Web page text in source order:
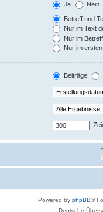
Ja Nein
Betreff und
Nur im Text
Nur im
Nur im
Beiträge
Powered by phpBB®
Deutsche